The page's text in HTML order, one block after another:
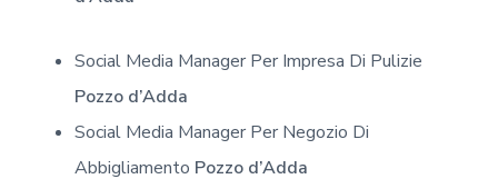
Social Media Manager Per Impresa Di Pulizie
Pozzo d’Adda
Social Media Manager Per Negozio Di
Abbigliamento Pozzo d’Adda